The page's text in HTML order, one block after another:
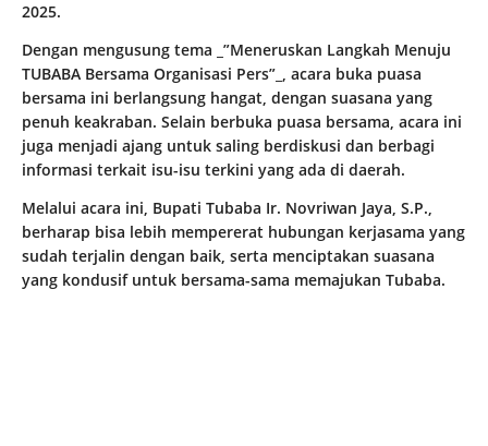
2025.
Dengan mengusung tema _”Meneruskan Langkah Menuju
TUBABA Bersama Organisasi Pers”_, acara buka puasa
bersama ini berlangsung hangat, dengan suasana yang
penuh keakraban. Selain berbuka puasa bersama, acara ini
juga menjadi ajang untuk saling berdiskusi dan berbagi
informasi terkait isu-isu terkini yang ada di daerah.
Melalui acara ini, Bupati Tubaba Ir. Novriwan Jaya, S.P.,
berharap bisa lebih mempererat hubungan kerjasama yang
sudah terjalin dengan baik, serta menciptakan suasana
yang kondusif untuk bersama-sama memajukan Tubaba.